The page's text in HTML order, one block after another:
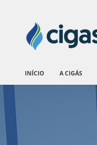
INÍCIO A CIGÁS